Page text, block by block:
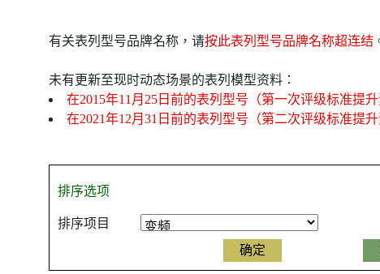
有关表列型号品牌名称，请按此表列型号品牌名称超连结
未有更新至现时动态场景的表列模型资料：
在2015年11月25日前的表列型号（第一次评级标准提升
在2021年12月31日前的表列型号（第二次评级标准提升
排序选项
排序项目